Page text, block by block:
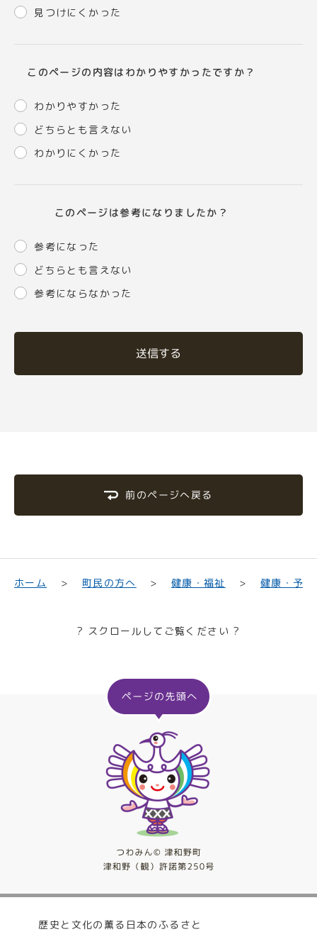
見つけにくかった
このページの内容はわかりやすかったですか？
わかりやすかった
どちらとも言えない
わかりにくかった
このページは参考になりましたか？
参考になった
どちらとも言えない
参考にならなかった
送信する
前のページへ戻る
ホーム 町民の方へ 健康・福祉 健康・予防
? スクロールしてご覧ください ?
歴史と文化の薫る日本のふるさと